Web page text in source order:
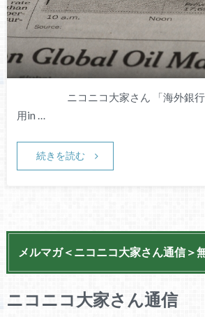
ニコニコ大家さん 「海外銀行口
用in …
続きを読む
メルマガ＜ニコニコ大家さん通信＞
ニコニコ大家さん通信